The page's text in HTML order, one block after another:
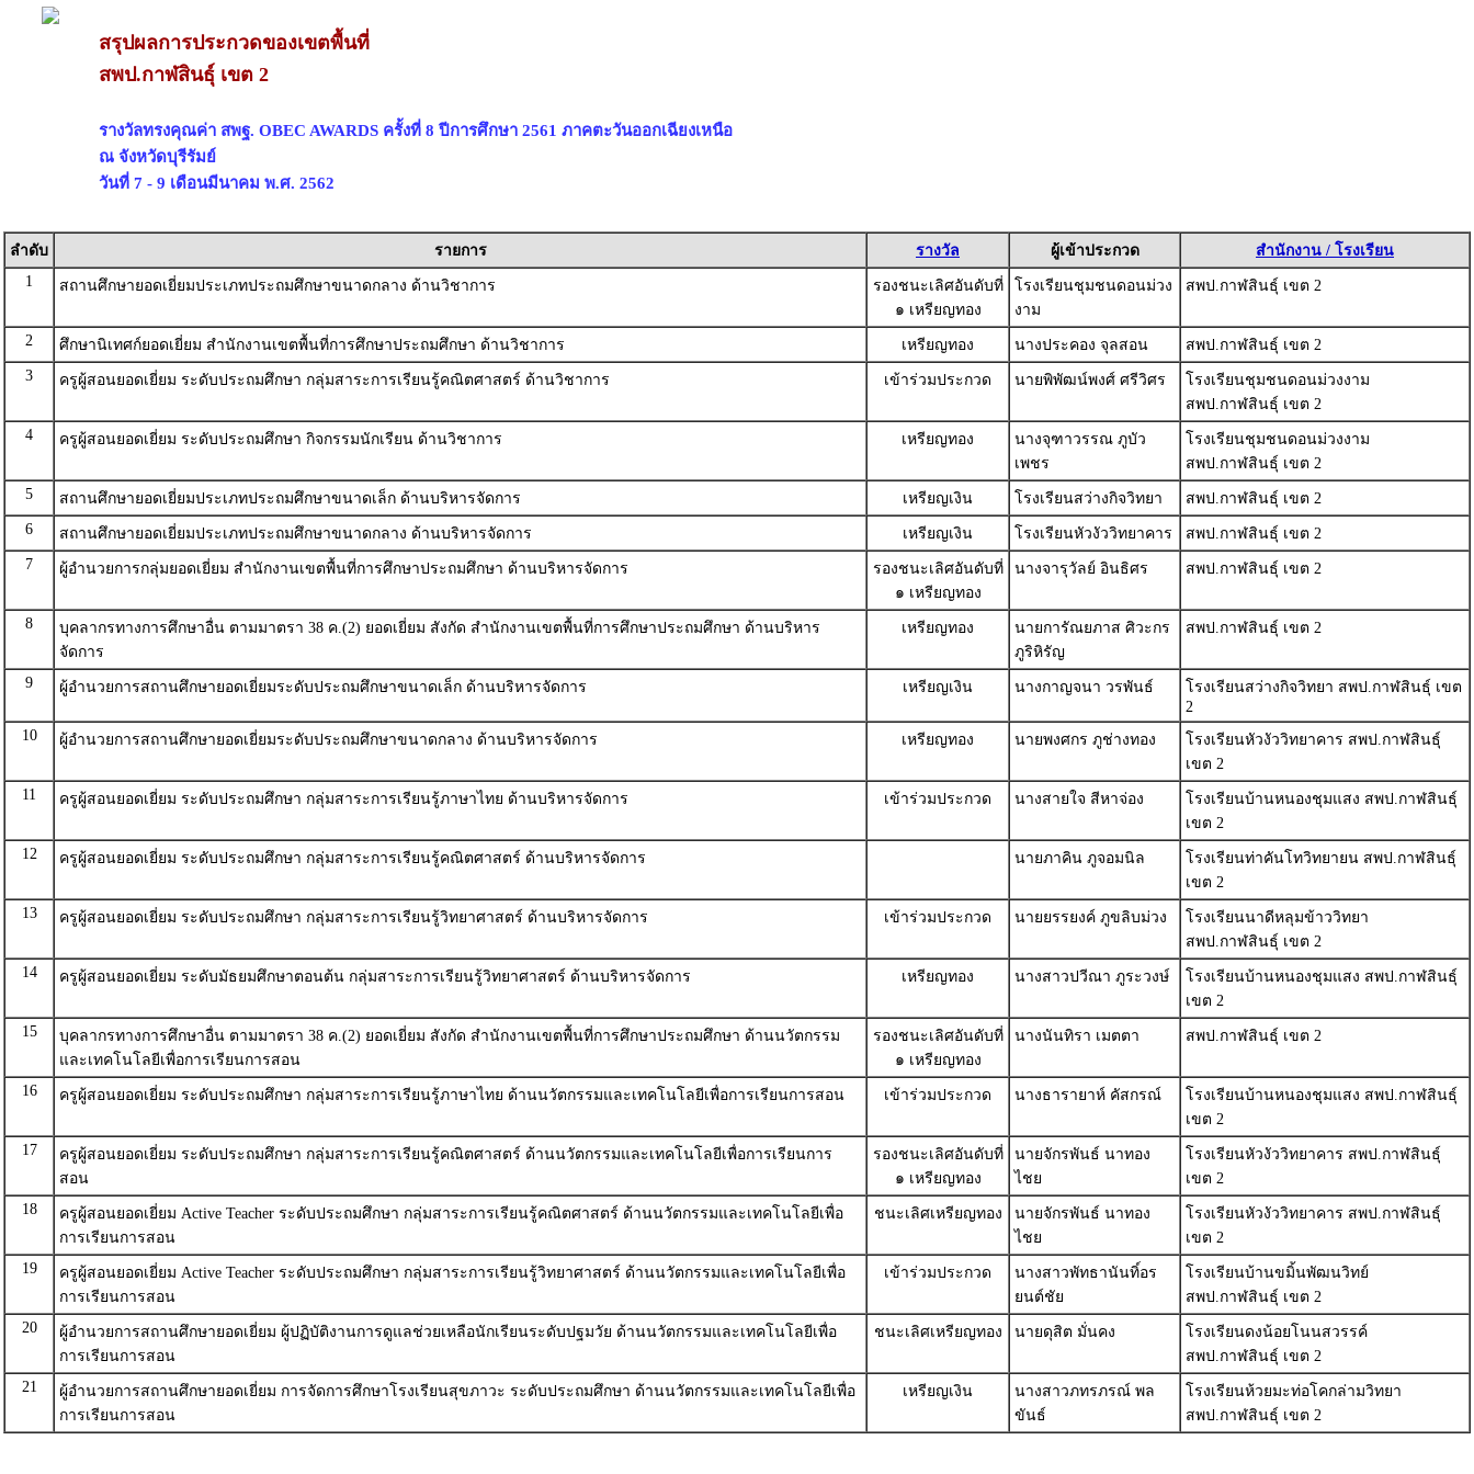
สรุปผลการประกวดของเขตพื้นที่
สพป.กาฬสินธุ์ เขต 2
รางวัลทรงคุณค่า สพฐ. OBEC AWARDS ครั้งที่ 8 ปีการศึกษา 2561 ภาคตะวันออกเฉียงเหนือ
ณ จังหวัดบุรีรัมย์
วันที่ 7 - 9 เดือนมีนาคม พ.ศ. 2562
ลำดับ รายการ รางวัล ผู้เข้าประกวด
สำนักงาน / โรงเรียน
1
สถานศึกษายอดเยี่ยมประเภทประถมศึกษาขนาดกลาง ด้านวิชาการ
รองชนะเลิศอันดับที่
๑ เหรียญทอง
โรงเรียนชุมชนดอนม่วง
งาม
สพป.กาฬสินธุ์ เขต 2
2 ศึกษานิเทศก์ยอดเยี่ยม สำนักงานเขตพื้นที่การศึกษาประถมศึกษา ด้านวิชาการ เหรียญทอง นางประคอง จุลสอน
สพป.กาฬสินธุ์ เขต 2
3
ครูผู้สอนยอดเยี่ยม ระดับประถมศึกษา กลุ่มสาระการเรียนรู้คณิตศาสตร์ ด้านวิชาการ เข้าร่วมประกวด นายพิพัฒน์พงศ์ ศรีวิศร
โรงเรียนชุมชนดอนม่วงงาม
สพป.กาฬสินธุ์ เขต 2
4
ครูผู้สอนยอดเยี่ยม ระดับประถมศึกษา กิจกรรมนักเรียน ด้านวิชาการ เหรียญทอง
นางจุฑาวรรณ ภูบัว
เพชร
โรงเรียนชุมชนดอนม่วงงาม
สพป.กาฬสินธุ์ เขต 2
5
สถานศึกษายอดเยี่ยมประเภทประถมศึกษาขนาดเล็ก ด้านบริหารจัดการ เหรียญเงิน โรงเรียนสว่างกิจวิทยา
สพป.กาฬสินธุ์ เขต 2
6
สถานศึกษายอดเยี่ยมประเภทประถมศึกษาขนาดกลาง ด้านบริหารจัดการ เหรียญเงิน โรงเรียนหัวงัววิทยาคาร
สพป.กาฬสินธุ์ เขต 2
7
ผู้อำนวยการกลุ่มยอดเยี่ยม สำนักงานเขตพื้นที่การศึกษาประถมศึกษา ด้านบริหารจัดการ
รองชนะเลิศอันดับที่
๑ เหรียญทอง
นางจารุวัลย์ อินธิศร สพป.กาฬสินธุ์ เขต 2
8
บุคลากรทางการศึกษาอื่น ตามมาตรา 38 ค.(2) ยอดเยี่ยม สังกัด สำนักงานเขตพื้นที่การศึกษาประถมศึกษา ด้านบริหาร
จัดการ
เหรียญทอง
นายการัณยภาส ศิวะกร
ภูริหิรัญ
สพป.กาฬสินธุ์ เขต 2
9 ผู้อำนวยการสถานศึกษายอดเยี่ยมระดับประถมศึกษาขนาดเล็ก ด้านบริหารจัดการ เหรียญเงิน นางกาญจนา วรพันธ์
โรงเรียนสว่างกิจวิทยา สพป.กาฬสินธุ์ เขต
2
10
ผู้อำนวยการสถานศึกษายอดเยี่ยมระดับประถมศึกษาขนาดกลาง ด้านบริหารจัดการ เหรียญทอง นายพงศกร ภูช่างทอง
โรงเรียนหัวงัววิทยาคาร สพป.กาฬสินธุ์
เขต 2
11
ครูผู้สอนยอดเยี่ยม ระดับประถมศึกษา กลุ่มสาระการเรียนรู้ภาษาไทย ด้านบริหารจัดการ เข้าร่วมประกวด นางสายใจ สีหาจ่อง
โรงเรียนบ้านหนองชุมแสง สพป.กาฬสินธุ์
เขต 2
12
ครูผู้สอนยอดเยี่ยม ระดับประถมศึกษา กลุ่มสาระการเรียนรู้คณิตศาสตร์ ด้านบริหารจัดการ นายภาคิน ภูจอมนิล
โรงเรียนท่าคันโทวิทยายน สพป.กาฬสินธุ์
เขต 2
13
ครูผู้สอนยอดเยี่ยม ระดับประถมศึกษา กลุ่มสาระการเรียนรู้วิทยาศาสตร์ ด้านบริหารจัดการ เข้าร่วมประกวด นายยรรยงค์ ภูขลิบม่วง
โรงเรียนนาดีหลุมข้าววิทยา
สพป.กาฬสินธุ์ เขต 2
14
ครูผู้สอนยอดเยี่ยม ระดับมัธยมศึกษาตอนต้น กลุ่มสาระการเรียนรู้วิทยาศาสตร์ ด้านบริหารจัดการ เหรียญทอง นางสาวปวีณา ภูระวงษ์
โรงเรียนบ้านหนองชุมแสง สพป.กาฬสินธุ์
เขต 2
15
บุคลากรทางการศึกษาอื่น ตามมาตรา 38 ค.(2) ยอดเยี่ยม สังกัด สำนักงานเขตพื้นที่การศึกษาประถมศึกษา ด้านนวัตกรรม
และเทคโนโลยีเพื่อการเรียนการสอน
รองชนะเลิศอันดับที่
๑ เหรียญทอง
นางนันทิรา เมตตา สพป.กาฬสินธุ์ เขต 2
16 ครูผู้สอนยอดเยี่ยม ระดับประถมศึกษา กลุ่มสาระการเรียนรู้ภาษาไทย ด้านนวัตกรรมและเทคโนโลยีเพื่อการเรียนการสอน เข้าร่วมประกวด นางธารายาห์ คัสกรณ์
โรงเรียนบ้านหนองชุมแสง สพป.กาฬสินธุ์
เขต 2
17
ครูผู้สอนยอดเยี่ยม ระดับประถมศึกษา กลุ่มสาระการเรียนรู้คณิตศาสตร์ ด้านนวัตกรรมและเทคโนโลยีเพื่อการเรียนการ
สอน
รองชนะเลิศอันดับที่
๑ เหรียญทอง
นายจักรพันธ์ นาทอง
ไชย
โรงเรียนหัวงัววิทยาคาร สพป.กาฬสินธุ์
เขต 2
18
ครูผู้สอนยอดเยี่ยม Active Teacher ระดับประถมศึกษา กลุ่มสาระการเรียนรู้คณิตศาสตร์ ด้านนวัตกรรมและเทคโนโลยีเพื่อ
การเรียนการสอน
ชนะเลิศเหรียญทอง
นายจักรพันธ์ นาทอง
ไชย
โรงเรียนหัวงัววิทยาคาร สพป.กาฬสินธุ์
เขต 2
19
ครูผู้สอนยอดเยี่ยม Active Teacher ระดับประถมศึกษา กลุ่มสาระการเรียนรู้วิทยาศาสตร์ ด้านนวัตกรรมและเทคโนโลยีเพื่อ
การเรียนการสอน
เข้าร่วมประกวด
นางสาวพัทธานันทิ์อร
ยนต์ชัย
โรงเรียนบ้านขมิ้นพัฒนวิทย์
สพป.กาฬสินธุ์ เขต 2
20
ผู้อำนวยการสถานศึกษายอดเยี่ยม ผู้ปฏิบัติงานการดูแลช่วยเหลือนักเรียนระดับปฐมวัย ด้านนวัตกรรมและเทคโนโลยีเพื่อ
การเรียนการสอน
ชนะเลิศเหรียญทอง นายดุสิต มั่นคง
โรงเรียนดงน้อยโนนสวรรค์
สพป.กาฬสินธุ์ เขต 2
21
ผู้อำนวยการสถานศึกษายอดเยี่ยม การจัดการศึกษาโรงเรียนสุขภาวะ ระดับประถมศึกษา ด้านนวัตกรรมและเทคโนโลยีเพื่อ
การเรียนการสอน
เหรียญเงิน
นางสาวภทรภรณ์ พล
ขันธ์
โรงเรียนห้วยมะท่อโคกล่ามวิทยา
สพป.กาฬสินธุ์ เขต 2